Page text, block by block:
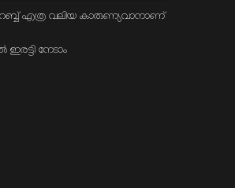
റബ്ബ് എത്ര വലിയ കാരുണ്യവാനാണ്
നേടാം